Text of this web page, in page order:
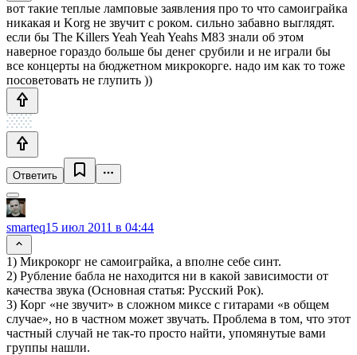
вот такие теплые ламповые заявления про то что самоиграйка
никакая и Korg не звучит с роком. сильно забавно выглядят.
если бы The Killers Yeah Yeah Yeahs M83 знали об этом
наверное гораздо больше бы денег срубили и не играли бы
все концерты на бюджетном микрокорге. надо им как то тоже
посоветовать не глупить ))
Ответить
smarteq15 июл 2011 в 04:44
1) Микрокорг не самоиграйка, а вполне себе синт.
2) Рубление бабла не находится ни в какой зависимости от
качества звука (Основная статья: Русский Рок).
3) Корг «не звучит» в сложном миксе с гитарами «в общем
случае», но в частном может звучать. Проблема в том, что этот
частный случай не так-то просто найти, упомянутые вами
группы нашли.